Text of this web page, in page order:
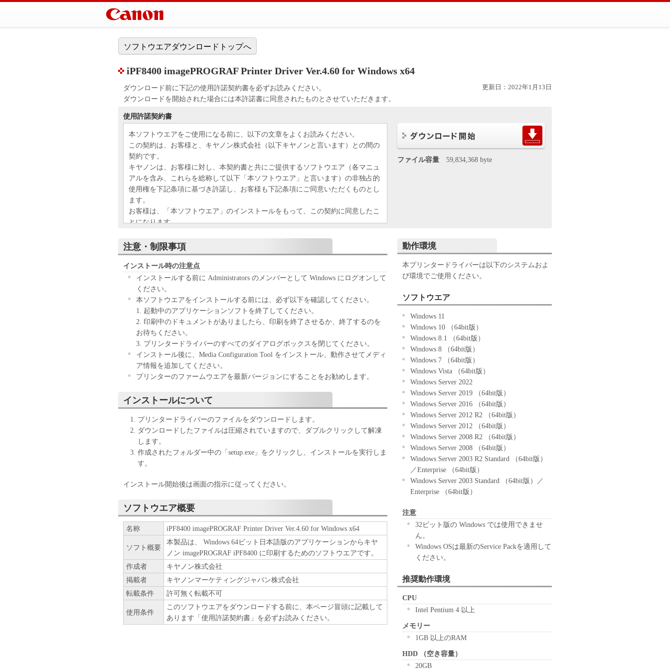
ソフトウエアダウンロードトップへ
iPF8400 imagePROGRAF Printer Driver Ver.4.60 for Windows x64
ダウンロード前に下記の使用許諾契約書を必ずお読みください。
ダウンロードを開始された場合には本許諾書に同意されたものとさせていただきます。
更新日：2022年1月13日
使用許諾契約書
本ソフトウエアをご使用になる前に、以下の文章をよくお読みください。
この契約は、お客様と、キヤノン株式会社（以下キヤノンと言います）との間の
契約です。
キヤノンは、お客様に対し、本契約書と共にご提供するソフトウエア（各マニュ
アルを含み、これらを総称して以下「本ソフトウエア」と言います）の非独占的
使用権を下記条項に基づき許諾し、お客様も下記条項にご同意いただくものとし
ます。
お客様は、「本ソフトウエア」のインストールをもって、この契約に同意したこ
とになります。
に「本ソフトウエア」を破棄して下さい。
１．使用許諾
(1) お客様は、「本ソフトウエア」を、キヤノンのインクジェットプリンタ（以
下「プリンタ」と言います）に直接またはネットワークを通じ接続される複数の
コンピュータのそれぞれにおいて使用（「使用」とは、「許諾ソフトウエア」を
コンピュータの記憶媒体上にインストールすること、またはコンピュータにおい
て表示すること、アクセスすること、読み出すこと、もしくは実行することのい
ずれも含むものとします）することができます。お客様はまた、お客様が「プリ
ンタ」を使用することを許可したお客様のイントラネット内のユーザ（以下「指
定ユーザ」と言います）に、本契約の条件の下で、「許諾ソフトウエア」を使用
させることができます。その場合、お客様には、かかる「指定ユーザ」を本契約
(2) お客様は、再使用許諾、譲渡、頒布、貸与その他の方法により、第三者に
「本ソフトウエア」を使用もしくは利用させることはできません。
(3) お客様は、「本ソフトウエア」の全部または一部を修正、改変、リバース・
エンジニアリング、逆コンパイルまたは逆アセンブル等することはできません。
また第三者にこのような行為をさせてはなりません。
(4) 本契約に明示的に定める場合を除き、キヤノンは「本ソフトウエア」に関す
２．所有権
「本ソフトウエア」及びその複製物に係る権限及び所有権は、その内容によりキ
ヤノンまたはキヤノンのライセンサーに帰属します。
３．保証
「許諾ソフトウエア」が、CD-ROM等の記憶媒体に格納されて提供されている場
合、キヤノンは、お客様が「許諾ソフトウエア」を購入した日から90日の間、
「許諾ソフトウエア」が格納されている記憶媒体（以下「メディア」と言いま
す）に物理的な欠陥がないことを保証します。当該保証期間中に「メディア」に
ファイル容量 59,834,368 byte
注意・制限事項
インストール時の注意点
インストールする前に Administrators のメンバーとして Windows にログオンして
ください。
本ソフトウエアをインストールする前には、必ず以下を確認してください。
1. 起動中のアプリケーションソフトを終了してください。
2. 印刷中のドキュメントがありましたら、印刷を終了させるか、終了するのを
お待ちください。
3. プリンタードライバーのすべてのダイアログボックスを閉じてください。
インストール後に、Media Configuration Tool をインストール、動作させてメディ
ア情報を追加してください。
プリンターのファームウエアを最新バージョンにすることをお勧めします。
インストールについて
プリンタードライバーのファイルをダウンロードします。
ダウンロードしたファイルは圧縮されていますので、ダブルクリックして解凍
します。
作成されたフォルダー中の「setup.exe」をクリックし、インストールを実行しま
す。
インストール開始後は画面の指示に従ってください。
ソフトウエア概要
名称 iPF8400 imagePROGRAF Printer Driver Ver.4.60 for Windows x64
ソフト概要
本製品は、 Windows 64ビット日本語版のアプリケーションからキヤ
ノン imagePROGRAF iPF8400 に印刷するためのソフトウエアです。
作成者
キヤノン株式会社
掲載者
キヤノンマーケティングジャパン株式会社
転載条件
許可無く転載不可
使用条件
このソフトウエアをダウンロードする前に、本ページ冒頭に記載して
あります「使用許諾契約書」を必ずお読みください。
動作環境
本プリンタードライバーは以下のシステムおよ
び環境でご使用ください。
ソフトウエア
Windows 11
Windows 10 （64bit版）
Windows 8.1 （64bit版）
Windows 8 （64bit版）
Windows 7 （64bit版）
Windows Vista （64bit版）
Windows Server 2022
Windows Server 2019 （64bit版）
Windows Server 2016 （64bit版）
Windows Server 2012 R2 （64bit版）
Windows Server 2012 （64bit版）
Windows Server 2008 R2 （64bit版）
Windows Server 2008 （64bit版）
Windows Server 2003 R2 Standard （64bit版）
／Enterprise （64bit版）
Windows Server 2003 Standard （64bit版）／
Enterprise （64bit版）
注意
32ビット版の Windows では使用できませ
ん。
Windows OSは最新のService Packを適用して
ください。
推奨動作環境
CPU
Intel Pentium 4 以上
メモリー
1GB 以上のRAM
HDD （空き容量）
20GB